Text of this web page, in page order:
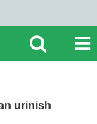
urinish